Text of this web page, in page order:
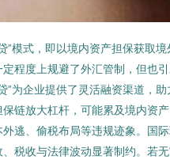
”模式，即以境内资产担保获取境
程度上规避了外汇管制，但也
”为企业提供了灵活融资渠道，助
链放大杠杆，可能累及境内资
逃、偷税布局等违规迹象。国
税收与法律波动显著制约。若